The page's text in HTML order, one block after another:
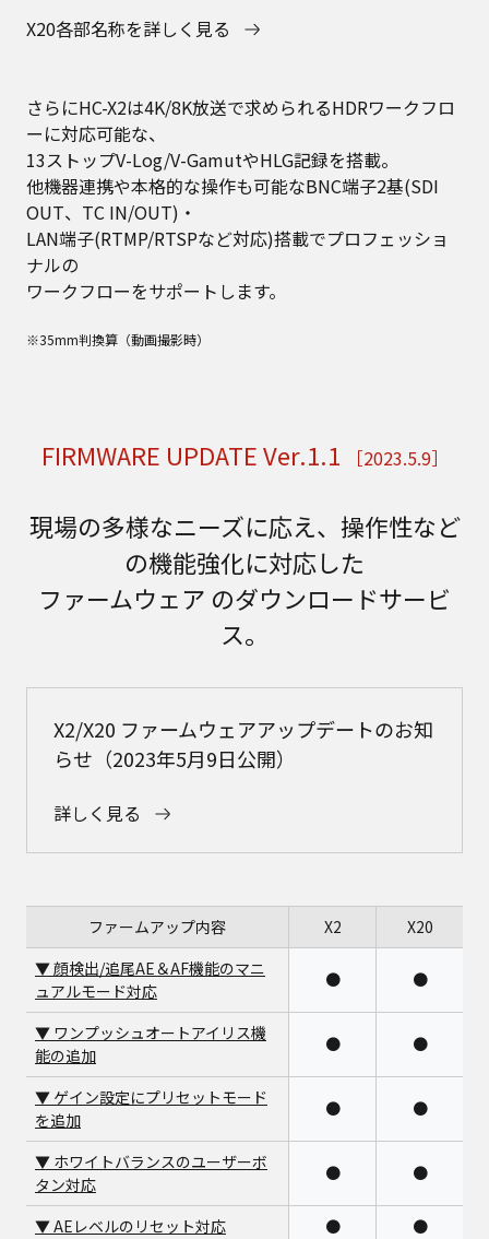
X20各部名称を詳しく見る
さらにHC-X2は4K/8K放送で求められるHDRワークフロ
ーに対応可能な、
13ストップV-Log/V-GamutやHLG記録を搭載。
他機器連携や本格的な操作も可能なBNC端子2基(SDI
OUT、TC IN/OUT)・
LAN端子(RTMP/RTSPなど対応)搭載でプロフェッショ
ナルの
ワークフローをサポートします。
※35mm判換算（動画撮影時）
FIRMWARE UPDATE Ver.1.1 ［2023.5.9］
現場の多様なニーズに応え、操作性など
の機能強化に対応した
ファームウェア のダウンロードサービ
ス。
X2/X20 ファームウェアアップデートのお知
らせ（2023年5月9日公開）
詳しく見る
ファームアップ内容 X2
X20
▼ 顔検出/追尾AE＆AF機能のマニ
ュアルモード対応
● ●
▼ ワンプッシュオートアイリス機
能の追加
● ●
▼ ゲイン設定にプリセットモード
を追加
● ●
▼ ホワイトバランスのユーザーボ
タン対応
● ●
▼ AEレベルのリセット対応 ●
●